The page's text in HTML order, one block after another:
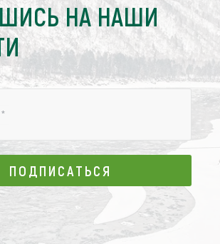
НА НАШИ
*
ПОДПИСАТЬСЯ
ПОДПИСАТЬСЯ